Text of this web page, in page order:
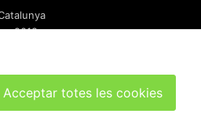
2019
Acceptar totes les cookies